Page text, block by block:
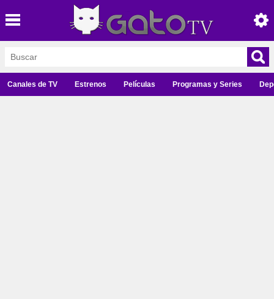
Canales de TV Estrenos Películas Programas y Series